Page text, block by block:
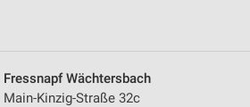
Fressnapf Wächtersbach
Main-Kinzig-Straße 32c